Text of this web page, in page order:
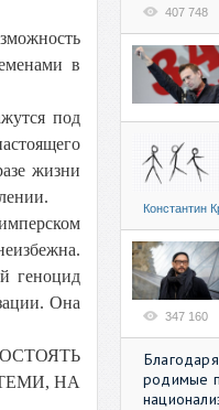
в
под
жизни
геноцид
Она
НА
407 748
Константин
347 160
родимые